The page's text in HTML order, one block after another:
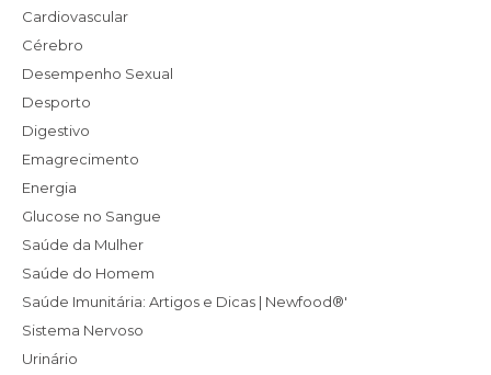
Cardiovascular
Cérebro
Desempenho Sexual
Desporto
Digestivo
Emagrecimento
Energia
Glucose no Sangue
Saúde da Mulher
Saúde do Homem
Saúde Imunitária: Artigos e Dicas | Newfood®'
Sistema Nervoso
Urinário